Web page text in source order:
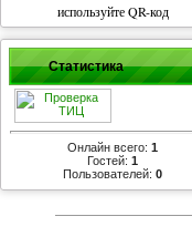
используйте QR-код
Статистика
Онлайн всего:1
Гостей:1
Пользователей:0